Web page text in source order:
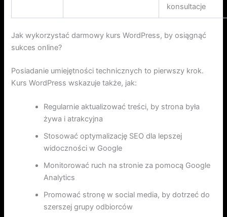
konsultacje
Jak wykorzystać darmowy kurs WordPress, by osiągnąć
sukces online?
Posiadanie umiejętności technicznych to pierwszy krok.
Kurs WordPress wskazuje także, jak:
Regularnie aktualizować treści, by strona była
żywa i atrakcyjna
Stosować optymalizację SEO dla lepszej
widoczności w Google
Monitorować ruch na stronie za pomocą Google
Analytics
Promować stronę w social media, by dotrzeć do
szerszej grupy odbiorców